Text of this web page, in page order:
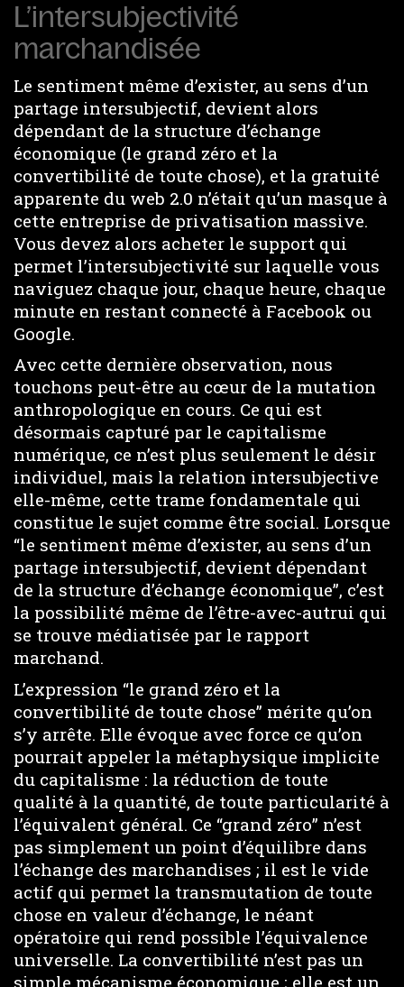
L’intersubjectivité
marchandisée
Le sentiment même d’exister, au sens d’un
partage intersubjectif, devient alors
dépendant de la structure d’échange
économique (le grand zéro et la
convertibilité de toute chose), et la gratuité
apparente du web 2.0 n’était qu’un masque à
cette entreprise de privatisation massive.
Vous devez alors acheter le support qui
permet l’intersubjectivité sur laquelle vous
naviguez chaque jour, chaque heure, chaque
minute en restant connecté à Facebook ou
Google.
Avec cette dernière observation, nous
touchons peut-être au cœur de la mutation
anthropologique en cours. Ce qui est
désormais capturé par le capitalisme
numérique, ce n’est plus seulement le désir
individuel, mais la relation intersubjective
elle-même, cette trame fondamentale qui
constitue le sujet comme être social. Lorsque
“le sentiment même d’exister, au sens d’un
partage intersubjectif, devient dépendant
de la structure d’échange économique”, c’est
la possibilité même de l’être-avec-autrui qui
se trouve médiatisée par le rapport
marchand.
L’expression “le grand zéro et la
convertibilité de toute chose” mérite qu’on
s’y arrête. Elle évoque avec force ce qu’on
pourrait appeler la métaphysique implicite
du capitalisme : la réduction de toute
qualité à la quantité, de toute particularité à
l’équivalent général. Ce “grand zéro” n’est
pas simplement un point d’équilibre dans
l’échange des marchandises ; il est le vide
actif qui permet la transmutation de toute
chose en valeur d’échange, le néant
opératoire qui rend possible l’équivalence
universelle. La convertibilité n’est pas un
simple mécanisme économique ; elle est un